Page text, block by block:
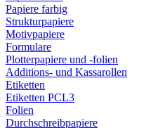
Papiere farbig
Strukturpapiere
Motivpapiere
Formulare
Plotterpapiere und -folien
Additions- und Kassarollen
Etiketten
Etiketten PCL3
Folien
Durchschreibpapiere